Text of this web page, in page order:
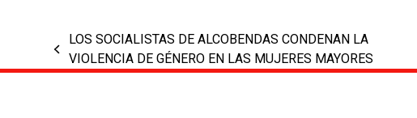
previous
post:
LOS SOCIALISTAS DE ALCOBENDAS CONDENAN LA
VIOLENCIA DE GÉNERO EN LAS MUJERES MAYORES